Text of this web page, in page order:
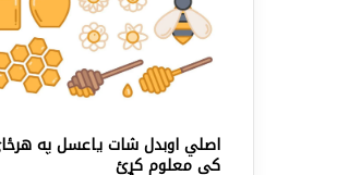
اصلي اوبدل شات یاعسل په
کې معلوم کړئ